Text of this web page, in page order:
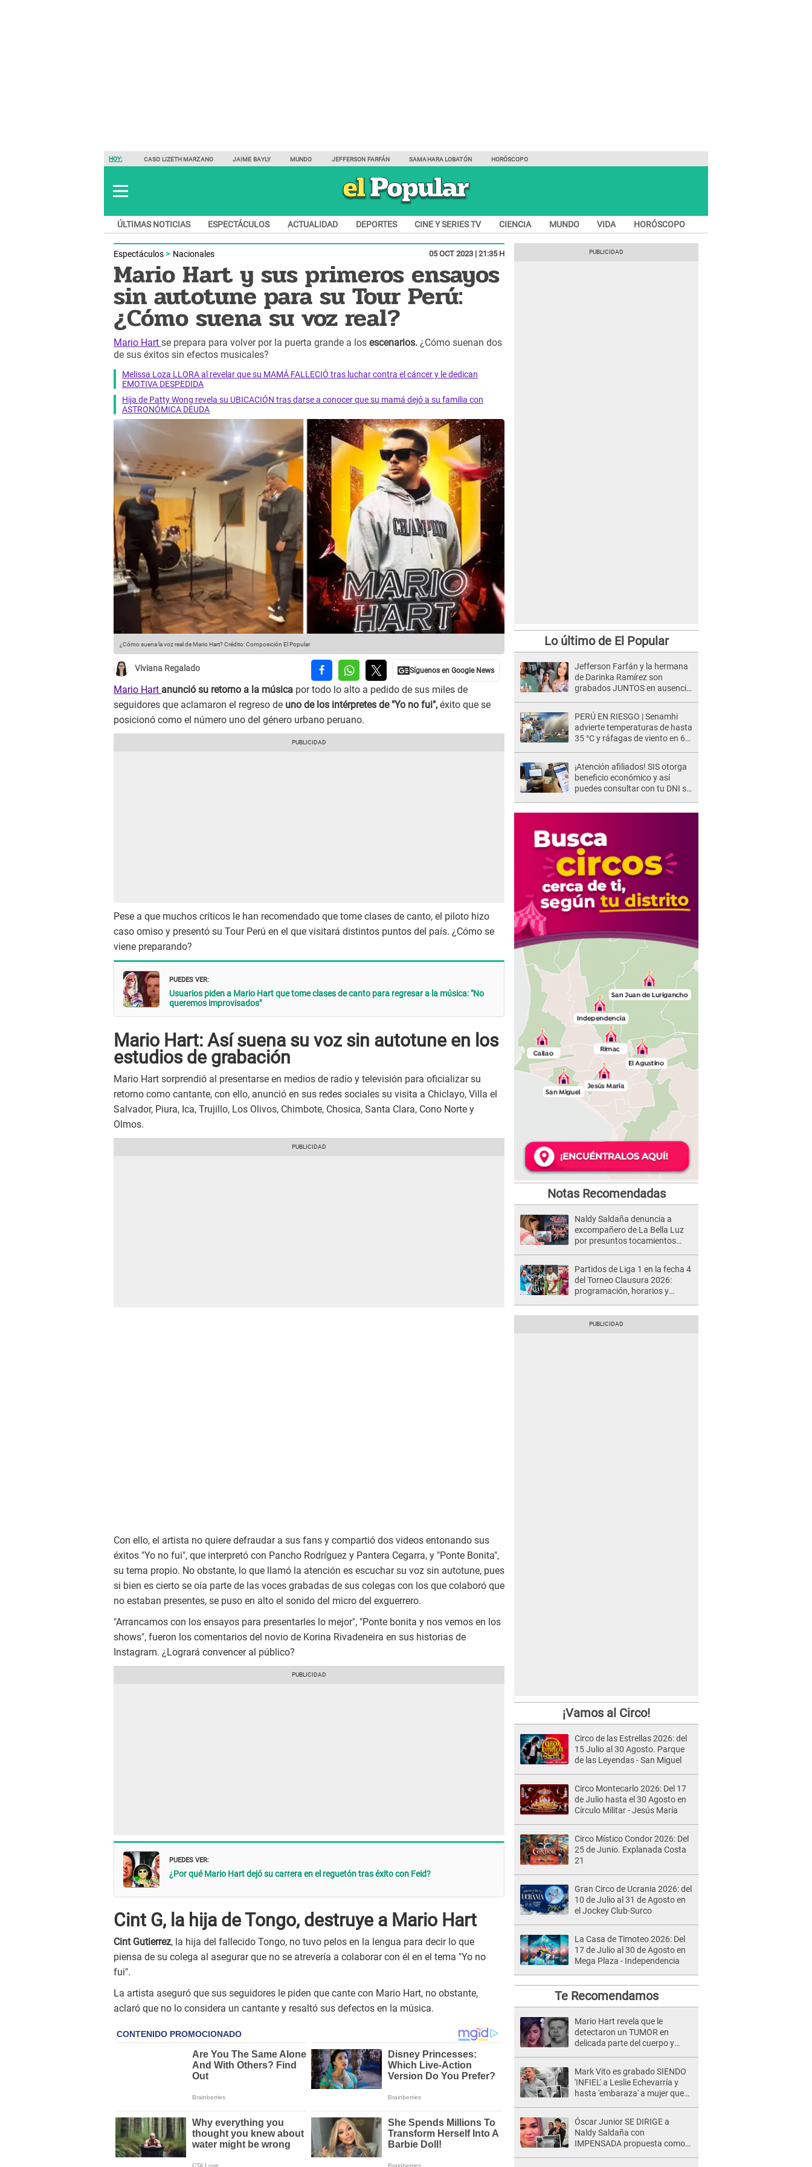
HOY: CASO LIZETH MARZANO JAIME BAYLY MUNDO JEFFERSON FARFÁN SAMAHARA LOBATÓN HORÓSCOPO
ÚLTIMAS NOTICIAS ESPECTÁCULOS ACTUALIDAD DEPORTES CINE Y SERIES TV CIENCIA MUNDO VIDA HORÓSCOPO
Espectáculos Nacionales 05 OCT 2023 | 21:35 H
Mario Hart y sus primeros ensayos
sin autotune para su Tour Perú:
¿Cómo suena su voz real?
Mario Hart se prepara para volver por la puerta grande a los escenarios. ¿Cómo suenan dos
de sus éxitos sin efectos musicales?
Melissa Loza LLORA al revelar que su MAMÁ FALLECIÓ tras luchar contra el cáncer y le dedican
EMOTIVA DESPEDIDA
Hija de Patty Wong revela su UBICACIÓN tras darse a conocer que su mamá dejó a su familia con
ASTRONÓMICA DEUDA
¿Cómo suena la voz real de Mario Hart?Crédito: Composición El Popular
Viviana Regalado
Mario Hart anunció su retorno a la música por todo lo alto a pedido de sus miles de
seguidores que aclamaron el regreso de uno de los intérpretes de "Yo no fui", éxito que se
posicionó como el número uno del género urbano peruano.
Pese a que muchos críticos le han recomendado que tome clases de canto, el piloto hizo
caso omiso y presentó su Tour Perú en el que visitará distintos puntos del país. ¿Cómo se
viene preparando?
PUEDES VER:
Usuarios piden a Mario Hart que tome clases de canto para regresar a la música: "No
queremos improvisados"
Mario Hart: Así suena su voz sin autotune en los
estudios de grabación
Mario Hart sorprendió al presentarse en medios de radio y televisión para oficializar su
retorno como cantante, con ello, anunció en sus redes sociales su visita a Chiclayo, Villa el
Salvador, Piura, Ica, Trujillo, Los Olivos, Chimbote, Chosica, Santa Clara, Cono Norte y
Olmos.
Con ello, el artista no quiere defraudar a sus fans y compartió dos videos entonando sus
éxitos "Yo no fui", que interpretó con Pancho Rodríguez y Pantera Cegarra, y "Ponte Bonita",
su tema propio. No obstante, lo que llamó la atención es escuchar su voz sin autotune, pues
si bien es cierto se oía parte de las voces grabadas de sus colegas con los que colaboró que
no estaban presentes, se puso en alto el sonido del micro del exguerrero.
"Arrancamos con los ensayos para presentarles lo mejor", "Ponte bonita y nos vemos en los
shows", fueron los comentarios del novio de Korina Rivadeneira en sus historias de
Instagram. ¿Logrará convencer al público?
PUEDES VER:
¿Por qué Mario Hart dejó su carrera en el reguetón tras éxito con Feid?
Cint G, la hija de Tongo, destruye a Mario Hart
Cint Gutierrez, la hija del fallecido Tongo, no tuvo pelos en la lengua para decir lo que
piensa de su colega al asegurar que no se atrevería a colaborar con él en el tema "Yo no
fui".
La artista aseguró que sus seguidores le piden que cante con Mario Hart, no obstante,
aclaró que no lo considera un cantante y resaltó sus defectos en la música.
Lo último de El Popular
Jefferson Farfán y la hermana
de Darinka Ramírez son
grabados JUNTOS en ausencia
va acompañada..."
PERÚ EN RIESGO | Senamhi
advierte temperaturas de hasta
35 °C y ráfagas de viento en 6
¡Atención afiliados! SIS otorga
beneficio económico y así
puedes consultar con tu DNI si
Notas Recomendadas
Naldy Saldaña denuncia a
excompañero de La Bella Luz
por presuntos tocamientos
Partidos de Liga 1 en la fecha 4
del Torneo Clausura 2026:
programación, horarios y
¡Vamos al Circo!
Circo de las Estrellas 2026: del
15 Julio al 30 Agosto. Parque
de las Leyendas - San Miguel
Circo Montecarlo 2026: Del 17
de Julio hasta el 30 Agosto en
Círculo Militar - Jesús María
Circo Místico Condor 2026: Del
25 de Junio. Explanada Costa
21
Gran Circo de Ucrania 2026: del
10 de Julio al 31 de Agosto en
el Jockey Club-Surco
La Casa de Timoteo 2026: Del
17 de Julio al 30 de Agosto en
Mega Plaza - Independencia
Te Recomendamos
Mario Hart revela que le
detectaron un TUMOR en
delicada parte del cuerpo y
Mark Vito es grabado SIENDO
'INFIEL' a Leslie Echevarría y
hasta 'embaraza' a mujer que
desgraciado! "
Óscar Junior SE DIRIGE a
Naldy Saldaña con
IMPENSADA propuesta como